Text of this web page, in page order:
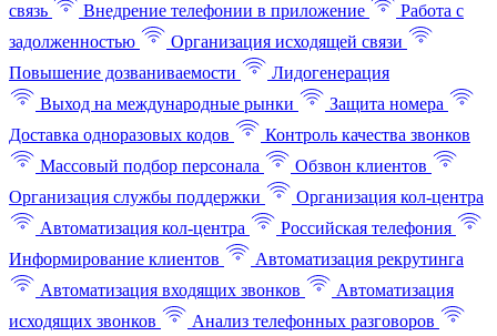
связь
Внедрение телефонии в приложение
Работа с
задолженностью
Организация исходящей связи
Повышение дозваниваемости
Лидогенерация
Выход на международные рынки
Защита номера
Доставка одноразовых кодов
Контроль качества звонков
Массовый подбор персонала
Обзвон клиентов
Организация службы поддержки
Организация кол-центра
Автоматизация кол-центра
Российская телефония
Информирование клиентов
Автоматизация рекрутинга
Автоматизация входящих звонков
Автоматизация
исходящих звонков
Анализ телефонных разговоров